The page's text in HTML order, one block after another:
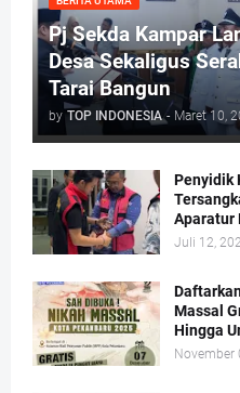
Pj Sekda Kampar
Desa Sekaligus
Tarai Bangun
by TOP INDONESIA - Maret 10,
Penyidik
Aparatur
Juli 12,
Massal
Hingga
November